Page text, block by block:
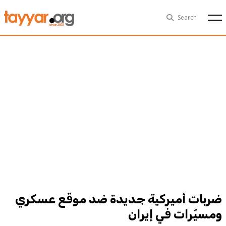
Search
Sat, Aug 8th 29°C
ضربات أميركية جديدة ضد موقع عسكري
ومسيّرات في إيران